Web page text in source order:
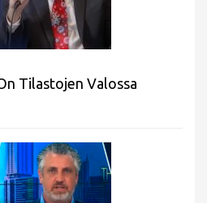
Tilastojen Valossa